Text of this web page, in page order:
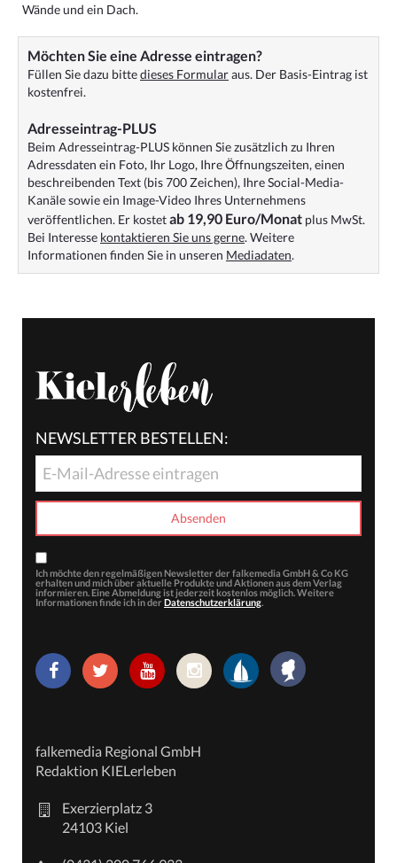
Wände und ein Dach.
Möchten Sie eine Adresse eintragen?
Füllen Sie dazu bittedieses Formularaus. Der Basis-Eintrag ist
kostenfrei.
Adresseintrag-PLUS
Beim Adresseintrag-PLUS können Sie zusätzlich zu Ihren
Adressdaten ein Foto, Ihr Logo, Ihre Öffnungszeiten, einen
beschreibenden Text (bis 700 Zeichen), Ihre Social-Media-
Kanäle sowie ein Image-Video Ihres Unternehmens
veröffentlichen. Er kostetab 19,90 Euro/Monat plus MwSt.
Bei Interesse kontaktieren Sie uns gerne. Weitere
Informationen finden Sie in unseren Mediadaten.
NEWSLETTER BESTELLEN:
Ich möchte den regelmäßigen Newsletter der falkemedia GmbH & Co KG
erhalten und mich über aktuelle Produkte und Aktionen aus dem Verlag
informieren. Eine Abmeldung ist jederzeit kostenlos möglich. Weitere
Informationen finde ich in der Datenschutzerklärung.
falkemedia Regional GmbH
Redaktion KIELerleben
Exerzierplatz 3
24103 Kiel